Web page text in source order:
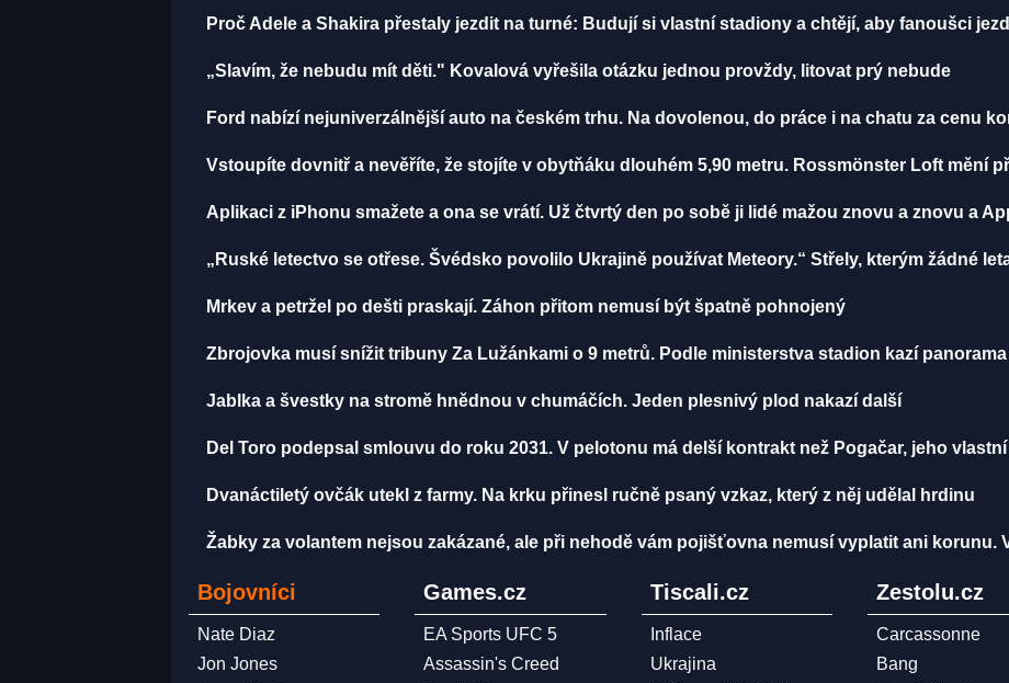
Proč Adele a Shakira přestaly jezdit na turné: Budují si vlastní stadiony a chtějí, aby fanoušci
„Slavím, že nebudu mít děti." Kovalová vyřešila otázku jednou provždy, litovat prý nebude
Ford nabízí nejuniverzálnější auto na českém trhu. Na dovolenou, do práce i na chatu za cenu
Vstoupíte dovnitř a nevěříte, že stojíte v obytňáku dlouhém 5,90 metru. Rossmönster Loft mění
Aplikaci z iPhonu smažete a ona se vrátí. Už čtvrtý den po sobě ji lidé mažou znovu a znovu a
„Ruské letectvo se otřese. Švédsko povolilo Ukrajině používat Meteory.“ Střely, kterým žádné
Mrkev a petržel po dešti praskají. Záhon přitom nemusí být špatně pohnojený
Zbrojovka musí snížit tribuny Za Lužánkami o 9 metrů. Podle ministerstva stadion kazí
Jablka a švestky na stromě hnědnou v chumáčích. Jeden plesnivý plod nakazí další
Del Toro podepsal smlouvu do roku 2031. V pelotonu má delší kontrakt než Pogačar, jeho
Dvanáctiletý ovčák utekl z farmy. Na krku přinesl ručně psaný vzkaz, který z něj udělal hrdinu
Žabky za volantem nejsou zakázané, ale při nehodě vám pojišťovna nemusí vyplatit ani korunu.
Bojovníci
Nate Diaz
Jon Jones
Games.cz
EA Sports UFC 5
Assassin's Creed
Tiscali.cz
Inflace
Ukrajina
Zestolu.cz
Carcassonne
Bang